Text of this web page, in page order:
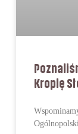
Kroplę